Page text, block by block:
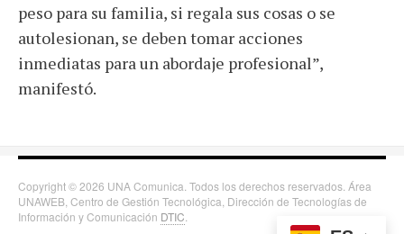
peso para su familia, si regala sus cosas o se
autolesionan, se deben tomar acciones
inmediatas para un abordaje profesional”,
manifestó.
Copyright © 2026 UNA Comunica. Todos los derechos reservados. Área
UNAWEB, Centro de Gestión Tecnológica, Dirección de Tecnologías de
Información y Comunicación DTIC